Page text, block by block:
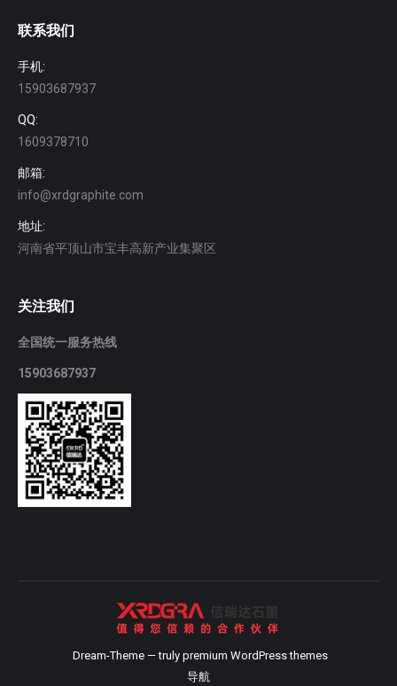
联系我们
手机:
15903687937
QQ:
1609378710
邮箱:
info@xrdgraphite.com
地址:
河南省平顶山市宝丰高新产业集聚区
关注我们
全国统一服务热线
15903687937
Dream-Theme — truly premium WordPress themes
导航